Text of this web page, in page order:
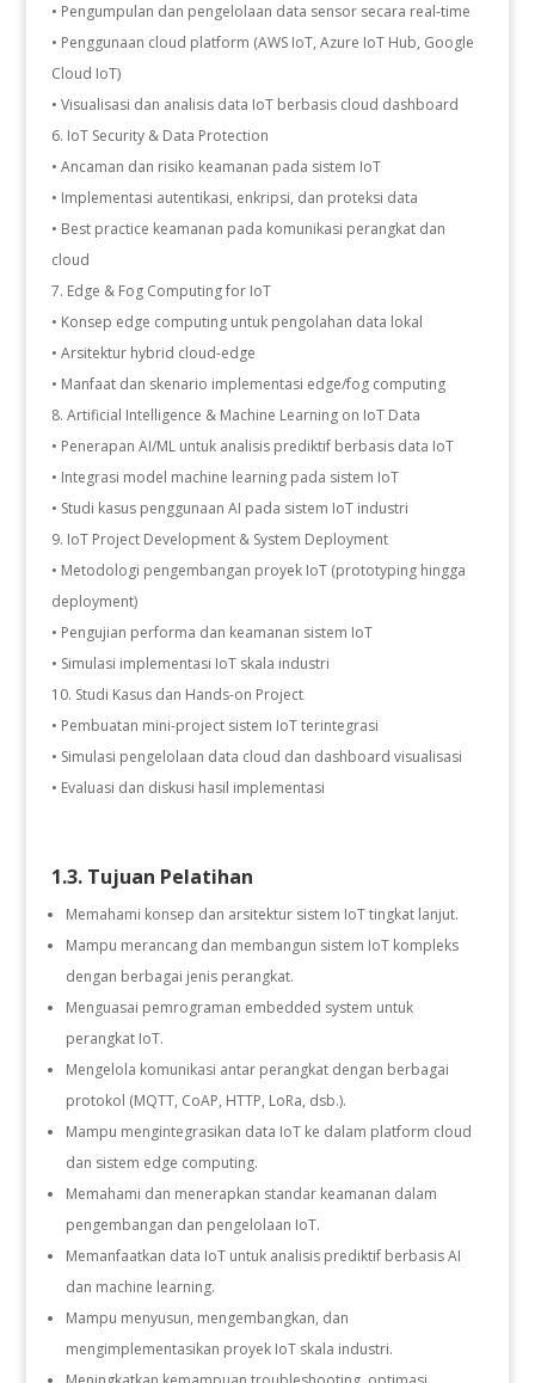
• Pengumpulan dan pengelolaan data sensor secara real-time
• Penggunaan cloud platform (AWS IoT, Azure IoT Hub, Google
Cloud IoT)
• Visualisasi dan analisis data IoT berbasis cloud dashboard
IoT Security & Data Protection
• Ancaman dan risiko keamanan pada sistem IoT
• Implementasi autentikasi, enkripsi, dan proteksi data
• Best practice keamanan pada komunikasi perangkat dan
cloud
Edge & Fog Computing for IoT
• Konsep edge computing untuk pengolahan data lokal
• Arsitektur hybrid cloud-edge
• Manfaat dan skenario implementasi edge/fog computing
Artificial Intelligence & Machine Learning on IoT Data
• Penerapan AI/ML untuk analisis prediktif berbasis data IoT
• Integrasi model machine learning pada sistem IoT
• Studi kasus penggunaan AI pada sistem IoT industri
IoT Project Development & System Deployment
• Metodologi pengembangan proyek IoT (prototyping hingga
deployment)
• Pengujian performa dan keamanan sistem IoT
• Simulasi implementasi IoT skala industri
Studi Kasus dan Hands-on Project
• Pembuatan mini-project sistem IoT terintegrasi
• Simulasi pengelolaan data cloud dan dashboard visualisasi
• Evaluasi dan diskusi hasil implementasi
1.3. Tujuan Pelatihan
Memahami konsep dan arsitektur sistem IoT tingkat lanjut.
Mampu merancang dan membangun sistem IoT kompleks
dengan berbagai jenis perangkat.
Menguasai pemrograman embedded system untuk
perangkat IoT.
Mengelola komunikasi antar perangkat dengan berbagai
protokol (MQTT, CoAP, HTTP, LoRa, dsb.).
Mampu mengintegrasikan data IoT ke dalam platform cloud
dan sistem edge computing.
Memahami dan menerapkan standar keamanan dalam
pengembangan dan pengelolaan IoT.
Memanfaatkan data IoT untuk analisis prediktif berbasis AI
dan machine learning.
Mampu menyusun, mengembangkan, dan
mengimplementasikan proyek IoT skala industri.